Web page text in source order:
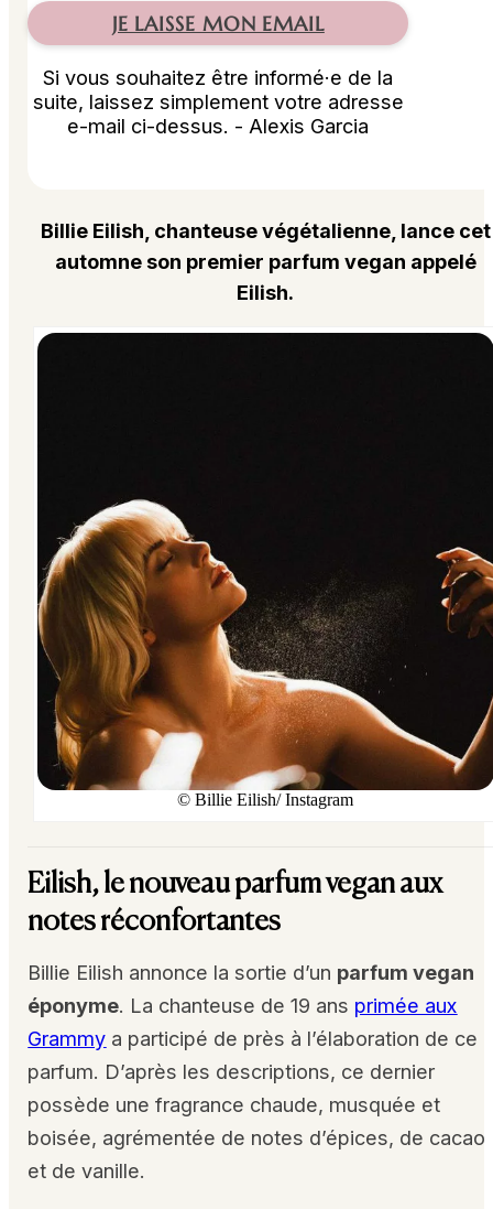
JE LAISSE MON EMAIL
Si vous souhaitez être informé·e de la
suite, laissez simplement votre adresse
e-mail ci-dessus. - Alexis Garcia
Billie Eilish, chanteuse végétalienne, lance cet
automne son premier parfum vegan appelé
Eilish.
© Billie Eilish/ Instagram
Eilish, le nouveau parfum vegan aux
notes réconfortantes
Billie Eilish annonce la sortie d’un parfum vegan
éponyme. La chanteuse de 19 ans primée aux
Grammy a participé de près à l’élaboration de ce
parfum. D’après les descriptions, ce dernier
possède une fragrance chaude, musquée et
boisée, agrémentée de notes d’épices, de cacao
et de vanille.